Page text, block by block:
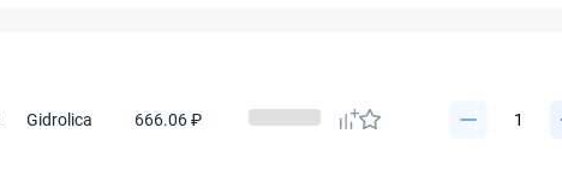
Gidrolica 666.06 ₽